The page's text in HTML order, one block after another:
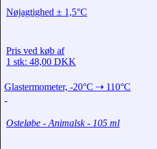
Nøjagtighed ± 1,5°C
Pris ved køb af
1 stk: 48,00 DKK
Glastermometer, -20°C ⇢ 110°C
-
Osteløbe - Animalsk - 105 ml